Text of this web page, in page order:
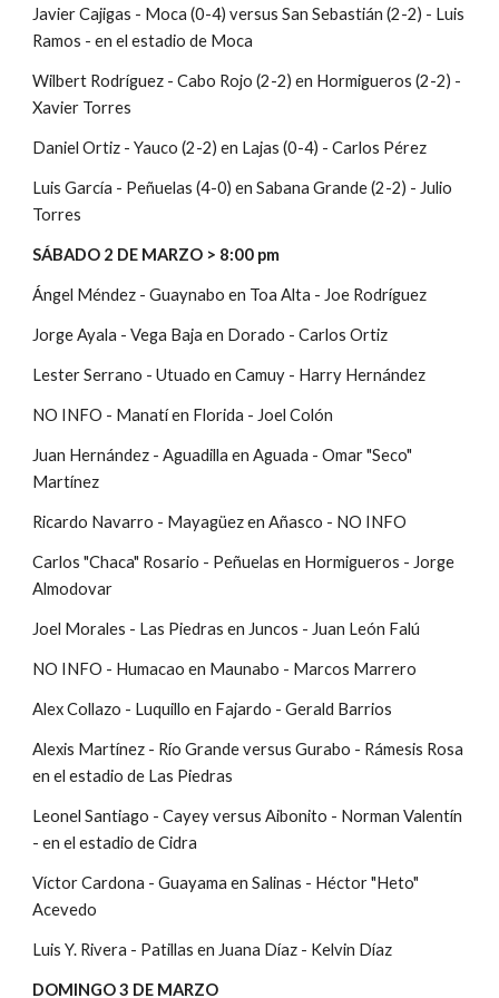
Javier Cajigas - Moca (0-4) versus San Sebastián (2-2) - Luis
Ramos - en el estadio de Moca
Wilbert Rodríguez - Cabo Rojo (2-2) en Hormigueros (2-2) -
Xavier Torres
Daniel Ortiz - Yauco (2-2) en Lajas (0-4) - Carlos Pérez
Luis García - Peñuelas (4-0) en Sabana Grande (2-2) - Julio
Torres
SÁBADO 2 DE MARZO > 8:00 pm
Ángel Méndez - Guaynabo en Toa Alta - Joe Rodríguez
Jorge Ayala - Vega Baja en Dorado - Carlos Ortiz
Lester Serrano - Utuado en Camuy - Harry Hernández
NO INFO - Manatí en Florida - Joel Colón
Juan Hernández - Aguadilla en Aguada - Omar "Seco"
Martínez
Ricardo Navarro - Mayagüez en Añasco - NO INFO
Carlos "Chaca" Rosario - Peñuelas en Hormigueros - Jorge
Almodovar
Joel Morales - Las Piedras en Juncos - Juan León Falú
NO INFO - Humacao en Maunabo - Marcos Marrero
Alex Collazo - Luquillo en Fajardo - Gerald Barrios
Alexis Martínez - Río Grande versus Gurabo - Rámesis Rosa
en el estadio de Las Piedras
Leonel Santiago - Cayey versus Aibonito - Norman Valentín
- en el estadio de Cidra
Víctor Cardona - Guayama en Salinas - Héctor "Heto"
Acevedo
Luis Y. Rivera - Patillas en Juana Díaz - Kelvin Díaz
DOMINGO 3 DE MARZO